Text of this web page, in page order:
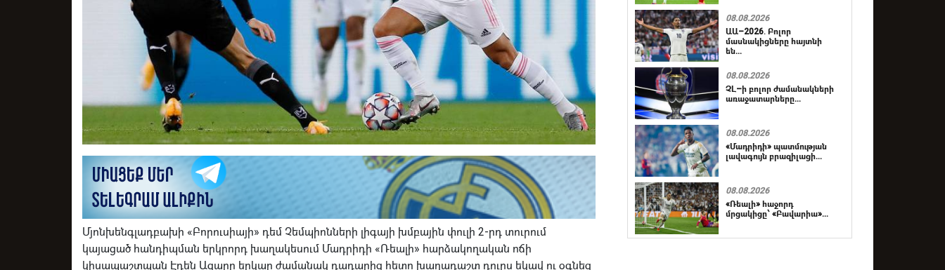
Մյոնխենգլադբախի «Բորուսիայի» դեմ Չեմպիոնների լիգայի խմբային փուլի 2-րդ տուրում
կայացած հանդիպման երկրորդ խաղակեսում Մադրիդի «Ռեալի» հարձակողական ոճի
կիսապաշտպան Էդեն Ազարը երկար ժամանակ դադարից հետո խաղադաշտ դուրս եկավ ու օգնեց
08.08.2026
ԱԱ–2026․ Բոլոր
մասնակիցները հայտնի
են...
08.08.2026
ՉԼ–ի բոլոր ժամանակների
առաջատարները...
08.08.2026
«Մադրիդի» պատմության
լավագույն բրազիլացի...
08.08.2026
«Ռեալի» հաջորդ
մրցակիցը՝ «Բավարիա»...